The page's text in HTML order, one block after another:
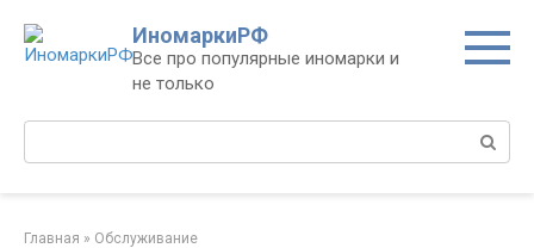
контенту
ИномаркиРФ
Все про популярные иномарки и
не только
Поиск:
Главная » Обслуживание